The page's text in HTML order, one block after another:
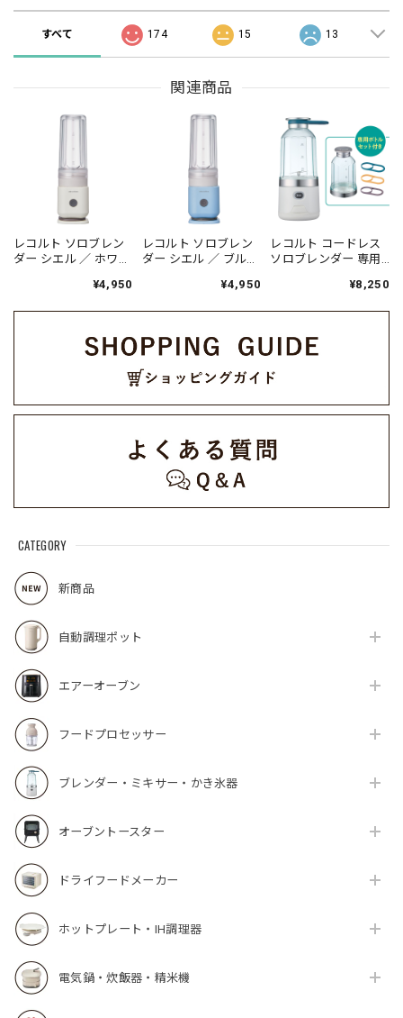
CATEGORY
新商品
自動調理ポット
エアーオーブン
フードプロセッサー
ブレンダー・ミキサー・かき氷器
オーブントースター
ドライフードメーカー
ホットプレート・IH調理器
電気鍋・炊飯器・精米機
すべて 174 15 13
関連商品
レコルト ソロブレン
ダー シエル ／ ホワイ
¥4,950
レコルト ソロブレン
ダー シエル ／ ブルー
¥4,950
レコルト コードレス
ソロブレンダー 専用
／ ナチュラルホワイ
¥8,250